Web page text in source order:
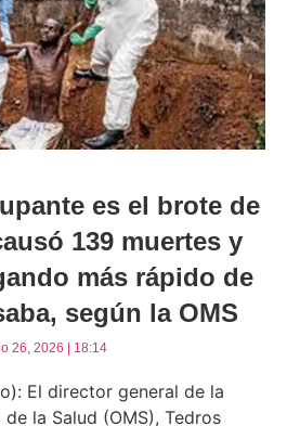
es el brote de
139 muertes y
más rápido de
según la OMS
26, 2026 | 18:14
El director general de la
la Salud (OMS), Tedros